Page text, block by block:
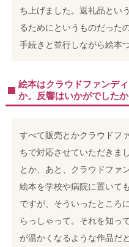
ち上げました。返礼品とい
るためにというものだった
手続きと並行しながら絵本
絵本はクラウドファンデ
か。反響はいかがでしたか
すべて販売とかクラウドフ
ちで対応させていただきま
とか、あと、クラウドファ
絵本を学校や病院に置いて
ですが、そういったところ
らっしゃって。それを知っ
が温かくなるような作品だ